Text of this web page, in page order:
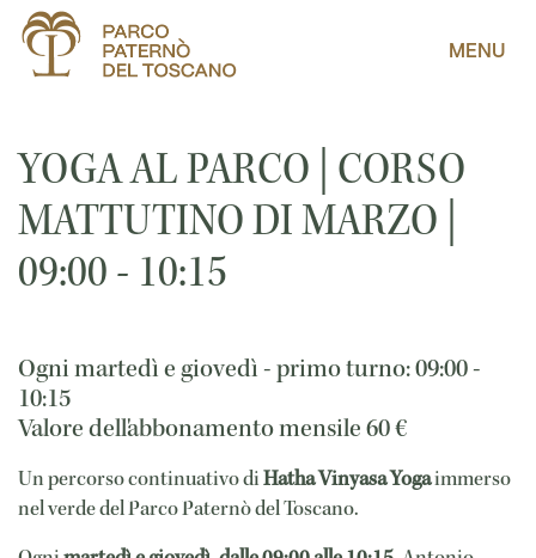
MENU
YOGA AL PARCO | CORSO
MATTUTINO DI MARZO |
09:00 - 10:15
Ogni martedì e giovedì - primo turno: 09:00 -
10:15
Valore dell'abbonamento mensile60€
Un percorso continuativo diHatha Vinyasa Yogaimmerso
nel verde del Parco Paternò del Toscano.